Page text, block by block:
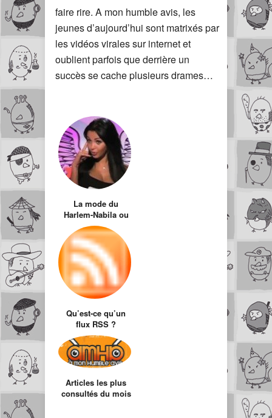
faire rire. A mon humble avis, les
jeunes d’aujourd’hui sont matrixés par
les vidéos virales sur internet et
oublient parfois que derrière un
succès se cache plusieurs drames…
La mode du
Harlem-Nabila ou
le triste fait de
subir des
tendances pour en
faire partie à tout
prix
Qu’est-ce qu’un
flux RSS ?
(101ème article +
top articles Juillet)
Articles les plus
consultés du mois